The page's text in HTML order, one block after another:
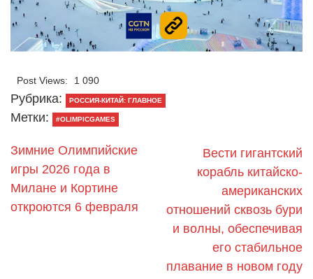
Post Views: 1 090
Рубрика: РОССИЯ-КИТАЙ: ГЛАВНОЕ
Метки: #OLIMPICGAMES
Зимние Олимпийские
игры 2026 года в
Милане и Кортине
откроются 6 февраля
Вести гигантский
корабль китайско-
американских
отношений сквозь бури
и волны, обеспечивая
его стабильное
плавание в новом году